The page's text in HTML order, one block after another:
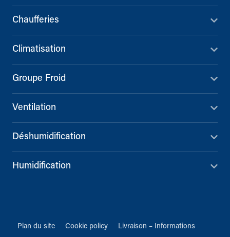
Chaufferies
Climatisation
Groupe Froid
Ventilation
Déshumidification
Humidification
Plan du site Cookie policy Livraison – Informations